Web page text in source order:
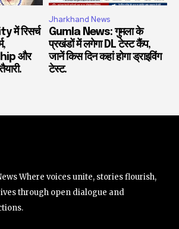
में रिसर्च
और
Jharkhand News
Gumla News: गुमला के
प्रखंडों में लगेगा DL टेस्ट कैंप,
जानें किस दिन कहां होगा ड्राइविंग
टेस्ट.
Where voices unite, stories flourish,
through open dialogue and